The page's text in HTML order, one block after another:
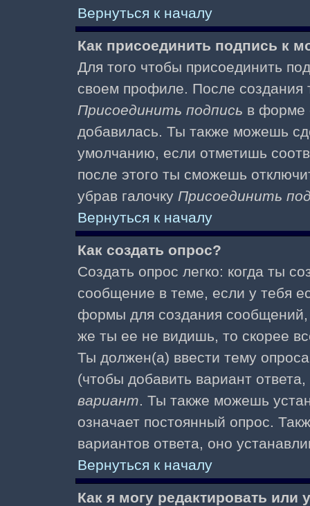
Вернуться к началу
Как присоединить подпись к
Для того чтобы присоединить
своем профиле. После создания
Присоединить подпись в форме
добавилась. Ты также можешь
умолчанию, если отметишь
после этого ты сможешь
убрав галочку Присоединить
Вернуться к началу
Как создать опрос?
Создать опрос легко: когда ты
сообщение в теме, если у тебя
формы для создания
же ты ее не видишь, то скорее
Ты должен(а) ввести тему
(чтобы добавить вариант
вариант. Ты также можешь
означает постоянный опрос.
вариантов ответа, оно
Вернуться к началу
Как я могу редактировать или